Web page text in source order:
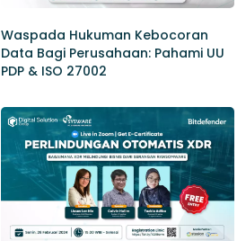
Waspada Hukuman Kebocoran
Data Bagi Perusahaan: Pahami UU
PDP & ISO 27002